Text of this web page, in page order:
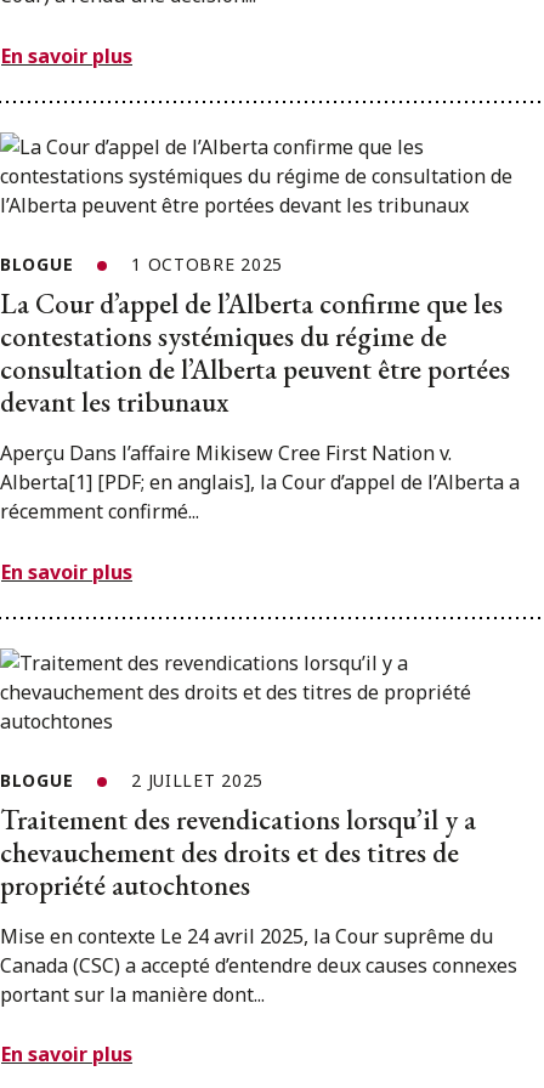
En savoir plus
BLOGUE 1 OCTOBRE 2025
La Cour d’appel de l’Alberta confirme que les
contestations systémiques du régime de
consultation de l’Alberta peuvent être portées
devant les tribunaux
Aperçu Dans l’affaire Mikisew Cree First Nation v.
Alberta[1] [PDF; en anglais], la Cour d’appel de l’Alberta a
récemment confirmé...
En savoir plus
BLOGUE 2 JUILLET 2025
Traitement des revendications lorsqu’il y a
chevauchement des droits et des titres de
propriété autochtones
Mise en contexte Le 24 avril 2025, la Cour suprême du
Canada (CSC) a accepté d’entendre deux causes connexes
portant sur la manière dont...
En savoir plus